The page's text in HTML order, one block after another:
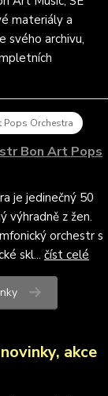
materiály a
svého archivu,
Pops Orchestra
Bon Art Pops
je jedinečný 50
výhradně z žen.
orchestr s
skl... číst celé
akce